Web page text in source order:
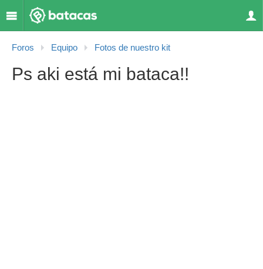
Foros Equipo Fotos de nuestro kit
Ps aki está mi bataca!!